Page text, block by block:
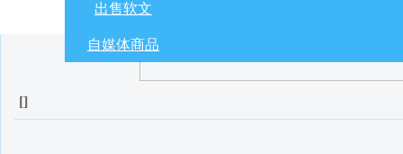
出售软文
自媒体商品
[]